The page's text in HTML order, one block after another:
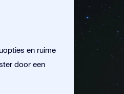
en ruime
door een